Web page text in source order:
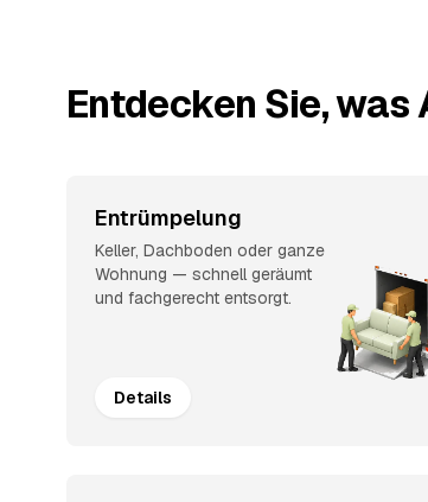
Entdecken Sie,
Entrümpelung
Keller, Dachboden oder ganze
Wohnung — schnell geräumt
und fachgerecht entsorgt.
Details